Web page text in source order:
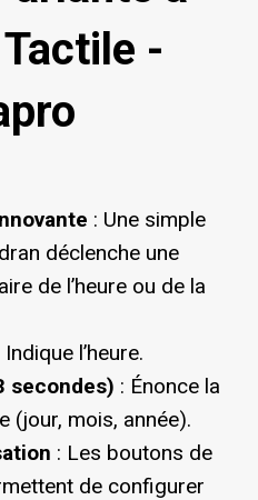
-
: Une simple
déclenche une
de l’heure ou de la
Indique l’heure.
secondes) : Énonce la
(jour, mois, année).
: Les boutons de
de configurer